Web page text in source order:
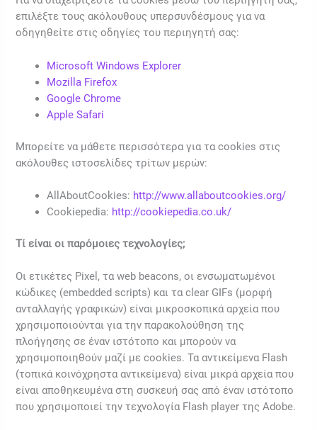
επιλέξτε τους ακόλουθους υπερσυνδέσμους για να
οδηγηθείτε στις οδηγίες του περιηγητή σας:
Microsoft Windows Explorer
Mozilla Firefox
Google Chrome
Apple Safari
Μπορείτε να μάθετε περισσότερα για τα cookies στις
ακόλουθες ιστοσελίδες τρίτων μερών:
AllAboutCookies: http://www.allaboutcookies.org/
Cookiepedia: http://cookiepedia.co.uk/
Τί είναι οι παρόμοιες τεχνολογίες;
Οι ετικέτες Pixel, τα web beacons, οι ενσωματωμένοι
κώδικες (embedded scripts) και τα clear GIFs (μορφή
ανταλλαγής γραφικών) είναι μικροσκοπικά αρχεία που
χρησιμοποιούνται για την παρακολούθηση της
πλοήγησης σε έναν ιστότοπο και μπορούν να
χρησιμοποιηθούν μαζί με cookies. Τα αντικείμενα Flash
(τοπικά κοινόχρηστα αντικείμενα) είναι μικρά αρχεία που
είναι αποθηκευμένα στη συσκευή σας από έναν ιστότοπο
που χρησιμοποιεί την τεχνολογία Flash player της Adobe.